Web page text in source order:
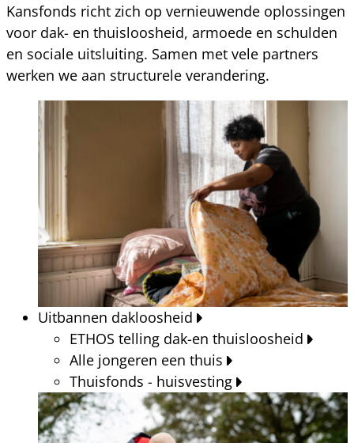
Kansfonds richt zich op vernieuwende oplossingen
voor dak- en thuisloosheid, armoede en schulden
en sociale uitsluiting. Samen met vele partners
werken we aan structurele verandering.
Uitbannen dakloosheid
ETHOS telling dak-en thuisloosheid
Alle jongeren een thuis
Thuisfonds - huisvesting